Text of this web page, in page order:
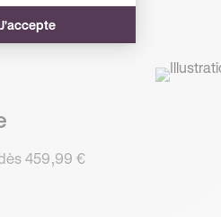
PERMIS
459,99 €
J'accepte